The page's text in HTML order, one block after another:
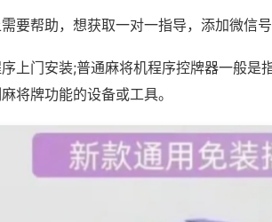
要帮助，想获取一对一指导，添加微信
上门安装;普通麻将机程序控牌器一般是
将牌功能的设备或工具。